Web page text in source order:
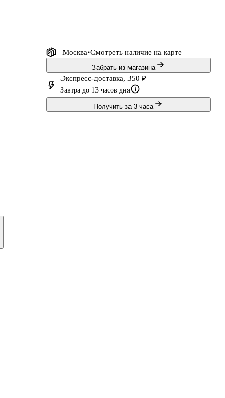
Москва Смотреть наличие на карте
Забрать из магазина
Экспресс-доставка, 350 ₽
Завтра до 13 часов дня
Получить за 3 часа